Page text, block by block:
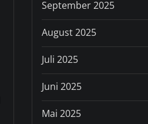
September 2025
August 2025
Juli 2025
Juni 2025
Mai 2025